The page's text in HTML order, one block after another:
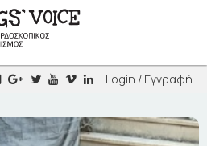
Login / Εγγραφή